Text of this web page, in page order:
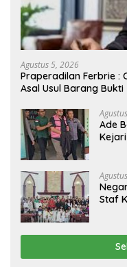
Agustus 5, 2026
Praperadilan Ferbrie :
Asal Usul Barang Bukti
Ade
Staf